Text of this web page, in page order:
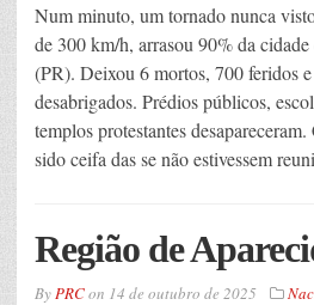
Num minuto, um tornado nunca
de 300 km/h, arrasou 90% da
(PR). Deixou 6 mortos, 700 feridos
desabrigados. Prédios públicos,
templos protestantes
sido ceifa das se não estivessem
Região de
By PRCon 14 de outubro de 2025